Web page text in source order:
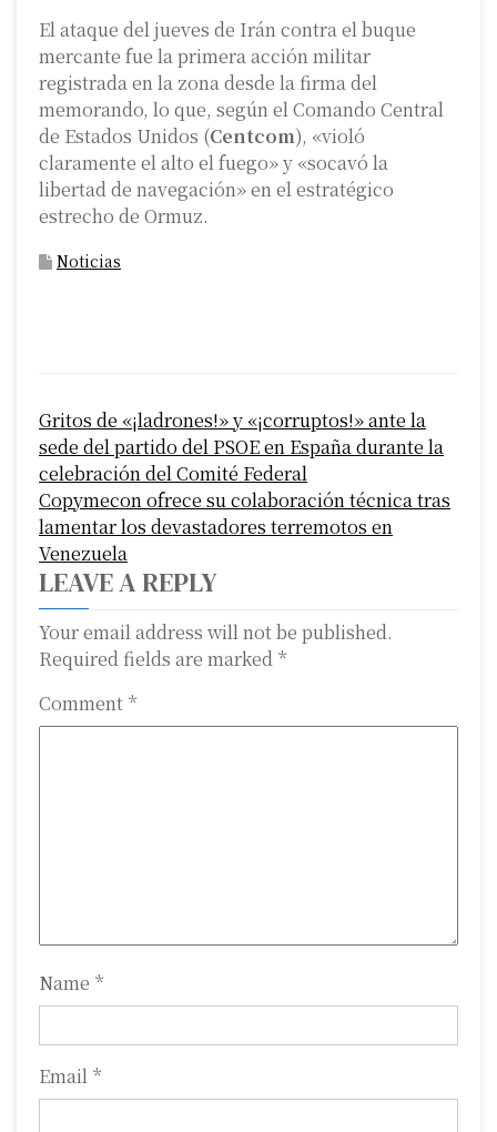
El ataque del jueves de Irán contra el buque
mercante fue la primera acción militar
registrada en la zona desde la firma del
memorando, lo que, según el Comando Central
de Estados Unidos (Centcom), «violó
claramente el alto el fuego» y «socavó la
libertad de navegación» en el estratégico
estrecho de Ormuz.
Noticias
o
s
t
n
a
v
i
g
n
Gritos de «¡ladrones!» y «¡corruptos!» ante la
sede del partido del PSOE en España durante la
celebración del Comité Federal
Copymecon ofrece su colaboración técnica tras
lamentar los devastadores terremotos en
Venezuela
LEAVE A REPLY
Your email address will not be published.
Required fields are marked *
Comment *
Name *
Email *